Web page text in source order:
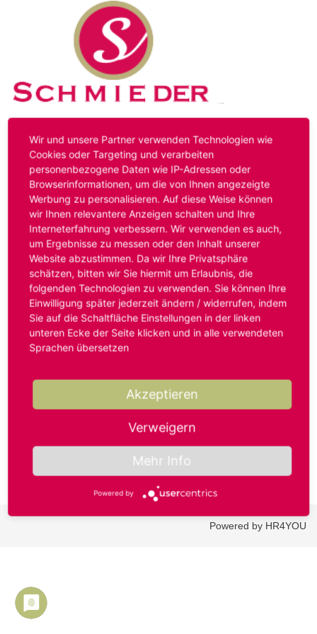
Kontakt Impressum Datenschutz
Hinweis:Das von ihnen aufgerufene Stellenangebot ist
bereits ausgelaufen. Alternative Stellenanzeigen finden
Sie unter:
www.schmieder-personal.de/stellenangebote
Oder Sie bewerben sich
initiativund wir suchen für Sie
passende Stellenangebote.
Anmelden
Benutzername oder E-Mail-Adresse*
Passwort*
Powered by HR4YOU
Wir und unsere Partner verwenden Technologien wie
Cookies oder Targeting und verarbeiten
personenbezogene Daten wie IP-Adressen oder
Browserinformationen, um die von Ihnen angezeigte
Werbung zu personalisieren. Auf diese Weise können
wir Ihnen relevantere Anzeigen schalten und Ihre
Interneterfahrung verbessern. Wir verwenden es auch,
um Ergebnisse zu messen oder den Inhalt unserer
Website abzustimmen. Da wir Ihre Privatsphäre
schätzen, bitten wir Sie hiermit um Erlaubnis, die
folgenden Technologien zu verwenden. Sie können Ihre
Einwilligung später jederzeit ändern / widerrufen, indem
Sie auf die Schaltfläche Einstellungen in der linken
unteren Ecke der Seite klicken und in alle verwendeten
Sprachen übersetzen
Akzeptieren
Verweigern
Mehr Info
Powered by